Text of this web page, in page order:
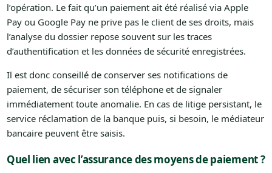
l’opération. Le fait qu’un paiement ait été réalisé via Apple
Pay ou Google Pay ne prive pas le client de ses droits, mais
l’analyse du dossier repose souvent sur les traces
d’authentification et les données de sécurité enregistrées.
Il est donc conseillé de conserver ses notifications de
paiement, de sécuriser son téléphone et de signaler
immédiatement toute anomalie. En cas de litige persistant, le
service réclamation de la banque puis, si besoin, le médiateur
bancaire peuvent être saisis.
Quel lien avec l’assurance des moyens de paiement ?